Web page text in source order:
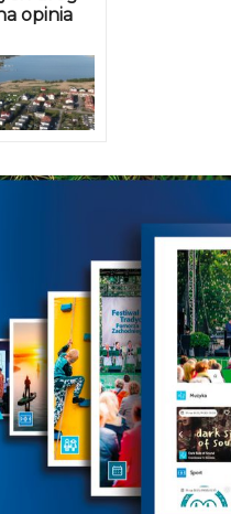
opinia